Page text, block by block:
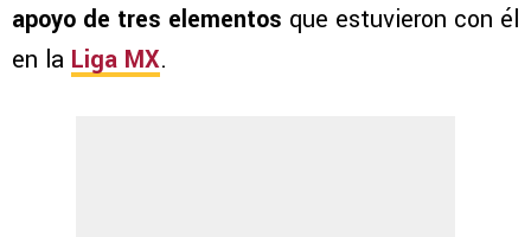
apoyo de tres elementos que estuvieron con él
en la Liga MX.